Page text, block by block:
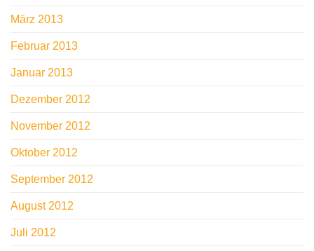
März 2013
Februar 2013
Januar 2013
Dezember 2012
November 2012
Oktober 2012
September 2012
August 2012
Juli 2012